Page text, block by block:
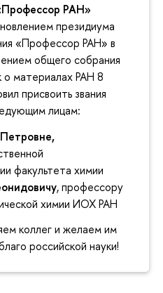
РАН»
президиума
«Профессор РАН» в
общего собрания
о материалах РАН 8
присвоить звания
лицам:
факультета химии
, профессору
химии ИОХ РАН
коллег и желаем им
российской науки!